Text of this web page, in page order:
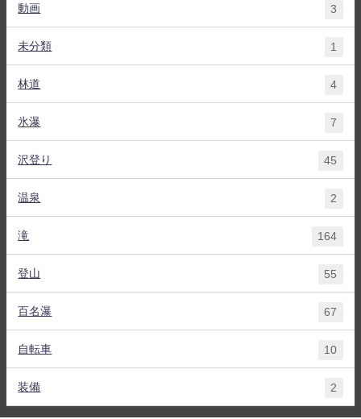
動画 3
未分類 1
林道 4
氷瀑 7
沢登り 45
温泉 2
滝 164
登山 55
百名瀑 67
自転車 10
装備 2